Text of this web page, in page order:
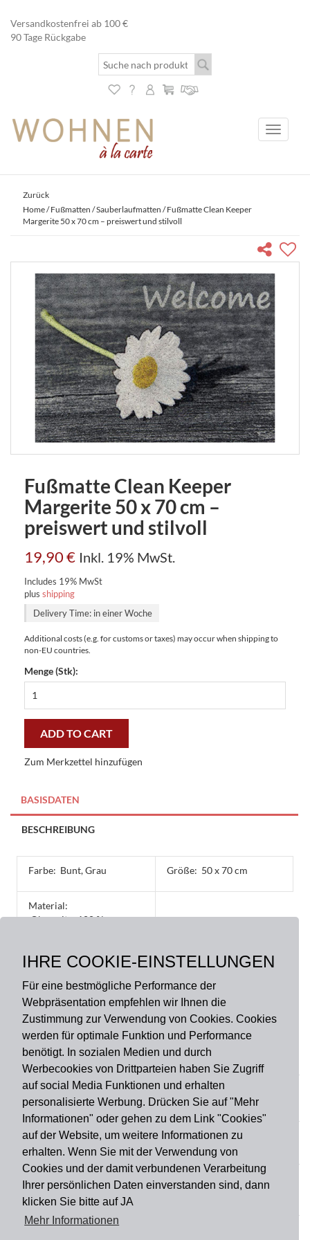
IHRE COOKIE-EINSTELLUNGEN
Für eine bestmögliche Performance der
Webpräsentation empfehlen wir Ihnen die
Zustimmung zur Verwendung von Cookies. Cookies
werden für optimale Funktion und Performance
benötigt. In sozialen Medien und durch
Werbecookies von Drittparteien haben Sie Zugriff
auf social Media Funktionen und erhalten
personalisierte Werbung. Drücken Sie auf "Mehr
Informationen" oder gehen zu dem Link "Cookies"
auf der Website, um weitere Informationen zu
erhalten. Wenn Sie mit der Verwendung von
Cookies und der damit verbundenen Verarbeitung
Ihrer persönlichen Daten einverstanden sind, dann
klicken Sie bitte auf JA
Mehr Informationen
Versandkostenfrei ab 100 €
90 Tage Rückgabe
Toggle
Zurück
Home/Fußmatten /Sauberlaufmatten / Fußmatte Clean Keeper
Margerite 50 x 70 cm – preiswert und stilvoll
Fußmatte Clean Keeper
Margerite 50 x 70 cm –
preiswert und stilvoll
19,90€ Inkl. 19% MwSt.
Includes 19% MwSt
plus shipping
Delivery Time: in einer Woche
Additional costs (e.g. for customs or taxes) may occur when shipping to
non-EU countries.
Menge (Stk):
Clean
Margerite
x
-
preiswert
und
quantity
ADD TO CART
Zum Merkzettel hinzufügen
BASISDATEN
BESCHREIBUNG
Farbe: Bunt, Grau Größe: 50 x 70 cm
Material:
Oberseite: 100 %
% PVC, rutschhemmend
Zahlungsart
Versandart
Du findest uns auch auf
Informationen
Impressum Widerruf